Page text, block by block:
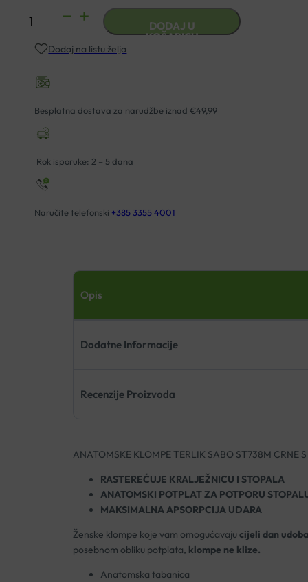
ANATOMSKE
TERLIK
ST738M
CRNE
TOČKICAMA
količina
DODAJ U
KOŠARICU
Dodaj na listu želja
Besplatna dostava za narudžbe iznad €49,99
Rok isporuke: 2 – 5 dana
Naručite telefonski +385 3355 4001
Opis
Dodatne Informacije
Recenzije Proizvoda
ANATOMSKE KLOMPE TERLIK SABO ST738M CRNE
RASTEREĆUJE KRALJEŽNICU I STOPALA
ANATOMSKI POTPLAT ZA POTPORU
MAKSIMALNA APSORPCIJA UDARA
Ženske klompe koje vam omogućavaju cijeli dan
posebnom obliku potplata, klompe ne klize.
Anatomska tabanica